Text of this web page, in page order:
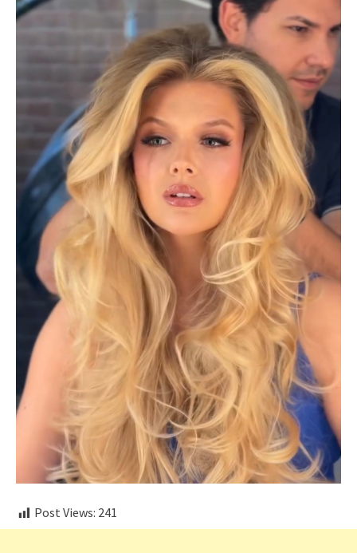
Post Views: 241